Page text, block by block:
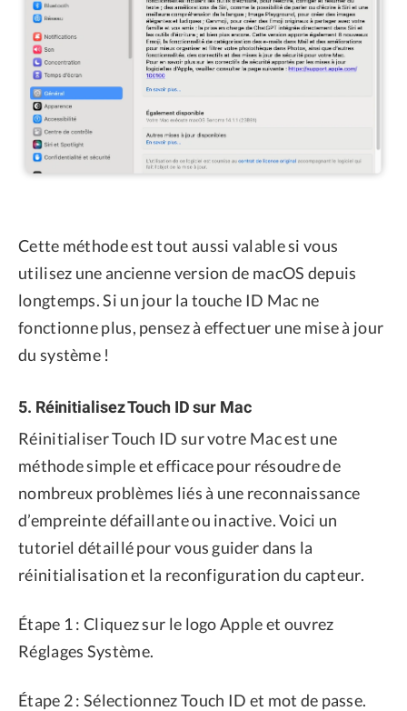
Cette méthode est tout aussi valable si vous
utilisez une ancienne version de macOS depuis
longtemps. Si un jour la touche ID Mac ne
fonctionne plus, pensez à effectuer une mise à jour
du système !
5. Réinitialisez Touch ID sur Mac
Réinitialiser Touch ID sur votre Mac est une
méthode simple et efficace pour résoudre de
nombreux problèmes liés à une reconnaissance
d’empreinte défaillante ou inactive. Voici un
tutoriel détaillé pour vous guider dans la
réinitialisation et la reconfiguration du capteur.
Étape 1 : Cliquez sur le logo Apple et ouvrez
Réglages Système.
Étape 2 : Sélectionnez Touch ID et mot de passe.